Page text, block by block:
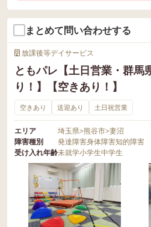
まとめて問い合わせする
放課後等デイサービス
ともパレ【土日営業・群馬
り！】【空きあり！】
空きあり 送迎あり 土日祝営業
エリア 埼玉県>熊谷市>妻沼
障害種別
発達障害身体障害知的障害
受け入れ年齢未就学小学生中学生